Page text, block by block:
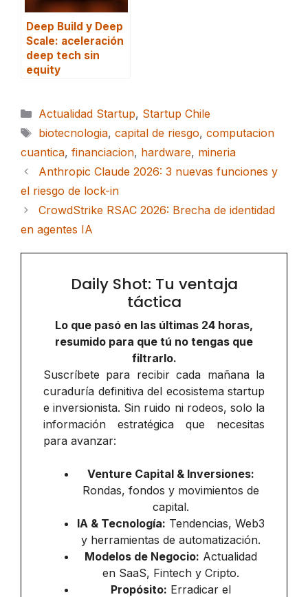
Deep Build y Deep
Scale: aceleración
deep tech sin
equity
Categorías
Actualidad Startup, Startup Chile
Etiquetas
biotecnologia, capital de riesgo, computacion
cuantica, financiacion, hardware, mineria
Anthropic Claude 2026: 3 nuevas funciones y
el riesgo de lock-in
CrowdStrike RSAC 2026: Brecha de identidad
en agentes IA
Daily Shot: Tu ventaja
táctica
Lo que pasó en las últimas 24 horas,
resumido para que tú no tengas que
filtrarlo.
Suscríbete para recibir cada mañana la
curaduría definitiva del ecosistema startup
e inversionista. Sin ruido ni rodeos, solo la
información estratégica que necesitas
para avanzar:
Venture Capital & Inversiones:
Rondas, fondos y movimientos de
capital.
IA & Tecnología: Tendencias, Web3
y herramientas de automatización.
Modelos de Negocio: Actualidad
en SaaS, Fintech y Cripto.
Propósito: Erradicar el